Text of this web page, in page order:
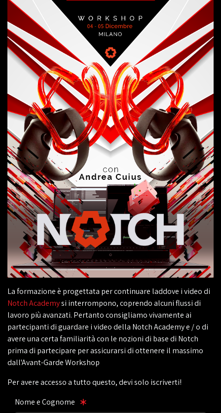
La formazione è progettata per continuare laddove i video di
Notch Academysi interrompono, coprendo alcuni flussi di
lavoro più avanzati. Pertanto consigliamo vivamente ai
partecipanti di guardare i video della Notch Academy e / o di
avere una certa familiarità con le nozioni di base di Notch
prima di partecipare per assicurarsi di ottenere il massimo
dall'Avant-Garde Workshop
Per avere accesso a tutto questo, devi solo iscriverti!
Nome e Cognome